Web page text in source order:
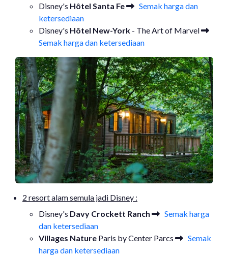
Disney's Hôtel Santa Fe
Semak harga dan
ketersediaan
Disney's Hôtel New-York - The Art of Marvel
Semak harga dan ketersediaan
2 resort alam semula jadi Disney :
Disney's Davy Crockett Ranch
Semak harga
dan ketersediaan
Villages Nature Paris by Center Parcs
Semak
harga dan ketersediaan